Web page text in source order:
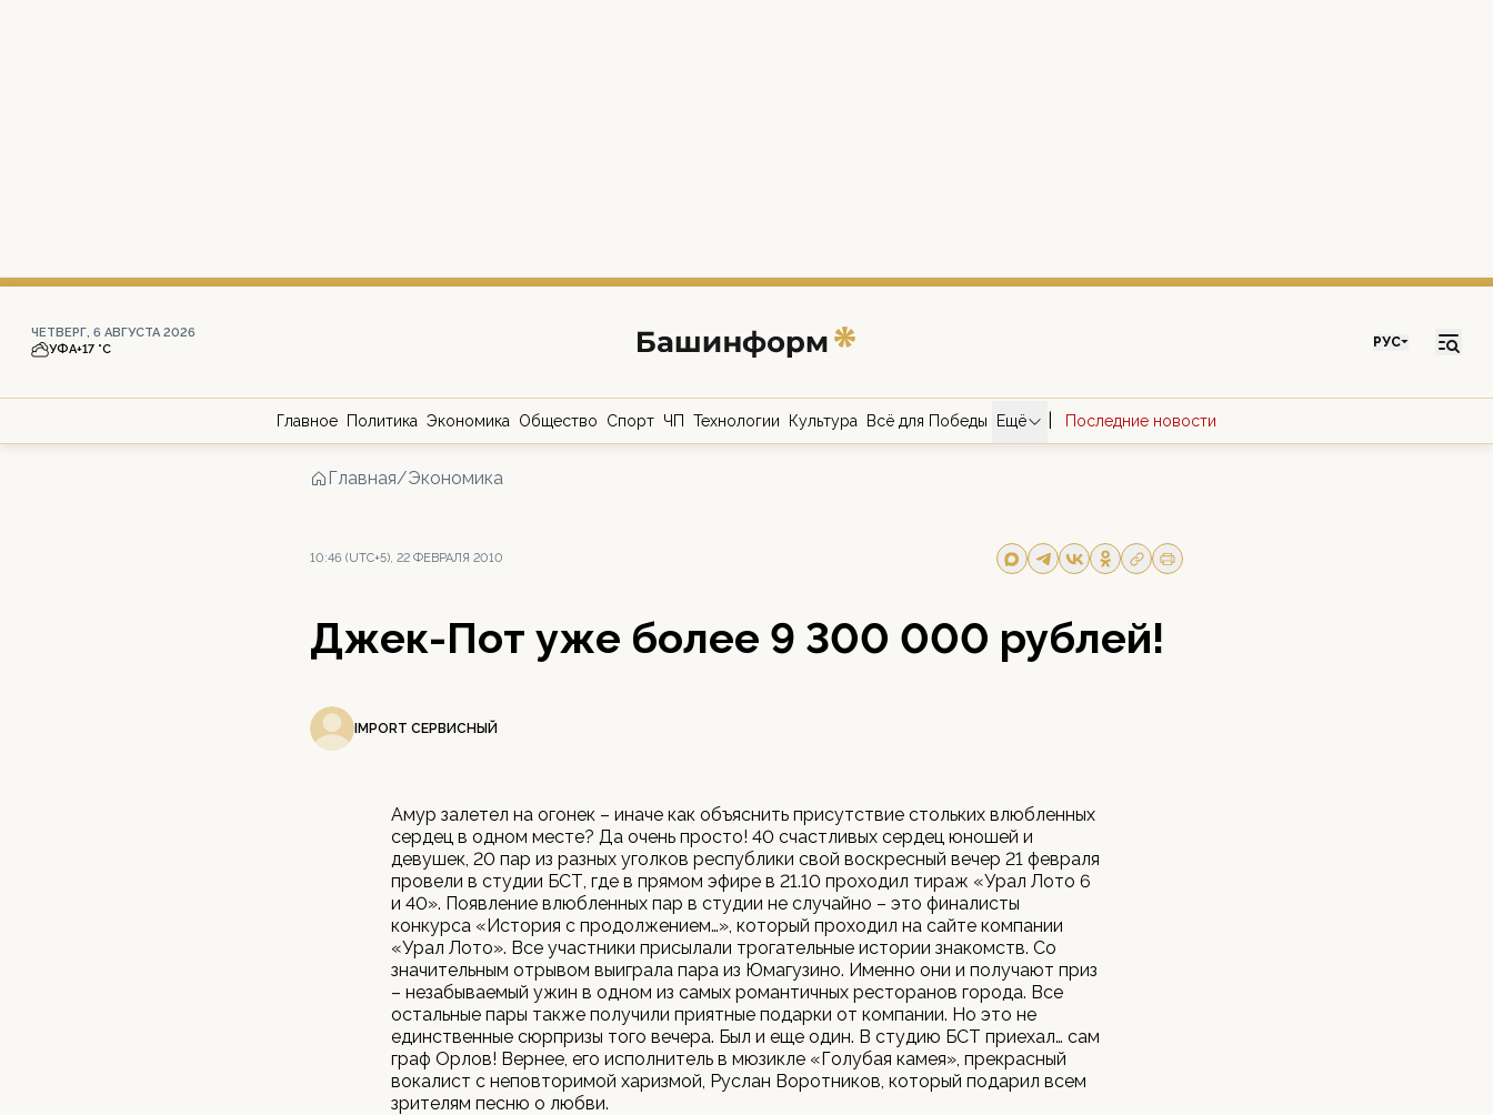
ЧЕТВЕРГ, 6 АВГУСТА 2026
УФА+17 °С РУС
Главное Политика Экономика Общество Спорт ЧП Технологии Культура Всё для Победы Ещё Последние новости
Главная/Экономика
10:46 (UTC+5), 22 ФЕВРАЛЯ 2010
Джек-Пот уже более 9 300 000 рублей!
IMPORT СЕРВИСНЫЙ
Амур залетел на огонек – иначе как объяснить присутствие стольких влюбленных
сердец в одном месте? Да очень просто! 40 счастливых сердец юношей и
девушек, 20 пар из разных уголков республики свой воскресный вечер 21 февраля
провели в студии БСТ, где в прямом эфире в 21.10 проходил тираж «Урал Лото 6
и 40». Появление влюбленных пар в студии не случайно – это финалисты
конкурса «История с продолжением…», который проходил на сайте компании
«Урал Лото». Все участники присылали трогательные истории знакомств. Со
значительным отрывом выиграла пара из Юмагузино. Именно они и получают приз
– незабываемый ужин в одном из самых романтичных ресторанов города. Все
остальные пары также получили приятные подарки от компании. Но это не
единственные сюрпризы того вечера. Был и еще один. В студию БСТ приехал… сам
граф Орлов! Вернее, его исполнитель в мюзикле «Голубая камея», прекрасный
вокалист с неповторимой харизмой, Руслан Воротников, который подарил всем
зрителям песню о любви.